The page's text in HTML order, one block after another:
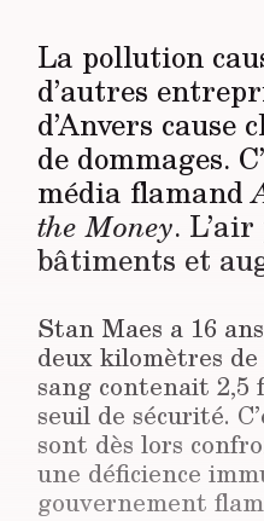
La pollution
d’autres
d’Anvers cause
de dommages.
média flamand
the Money.
bâtiments et
Stan Maes a 16
deux kilomètres
sang contenait 2,5
seuil de sécurité.
sont dès lors
une déficience
gouvernement